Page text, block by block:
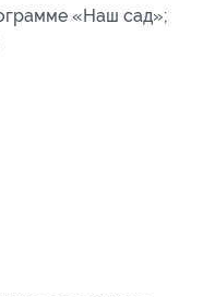
«Наш сад»;